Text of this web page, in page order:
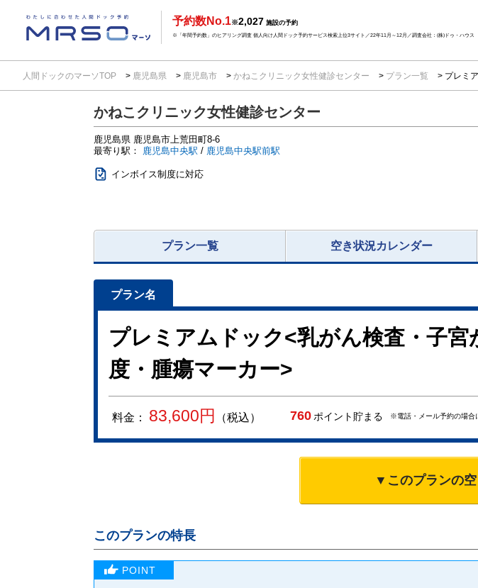
予約数No.1※2,027 施設の予約
※「年間予約数」のヒアリング調査 個人向け人間ドック予約サービス検索上位3サイト／22年11月～12月／調査会社：(株)ドゥ・ハウス
人間ドックのマーソTOP 鹿児島県 鹿児島市 かねこクリニック女性健診センター プラン一覧 プレミ
かねこクリニック女性健診センター
鹿児島県 鹿児島市上荒田町8-6
最寄り駅： 鹿児島中央駅 / 鹿児島中央駅前駅
インボイス制度に対応
プラン一覧 空き状況カレンダー
プレミアムドック<乳がん検査・子
度・腫瘍マーカー>
料金： 83,600円 （税込） 760 ポイント貯まる ※電話・メール予約の場合
▼このプランの
このプランの特長